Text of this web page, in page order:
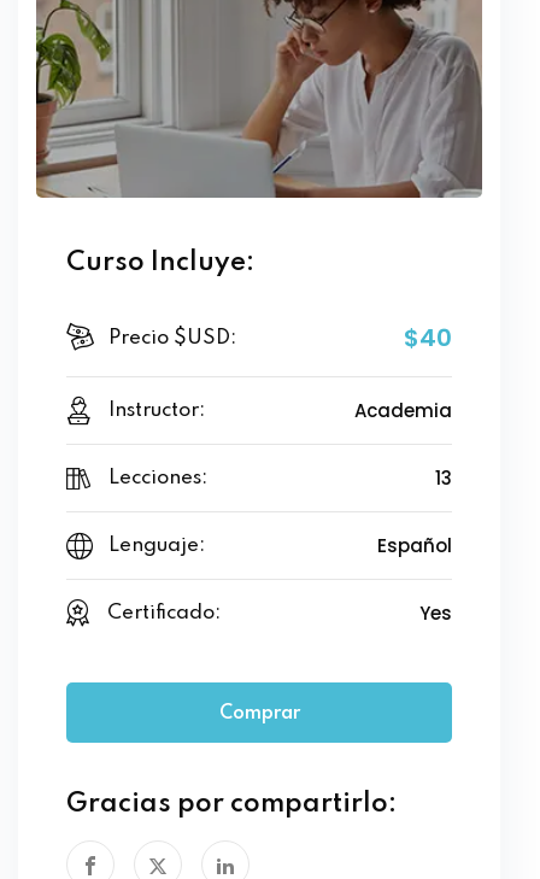
Curso Incluye:
Precio $USD: $40
Instructor: Academia
Lecciones: 13
Lenguaje: Español
Certificado: Yes
Comprar
Gracias por compartirlo: